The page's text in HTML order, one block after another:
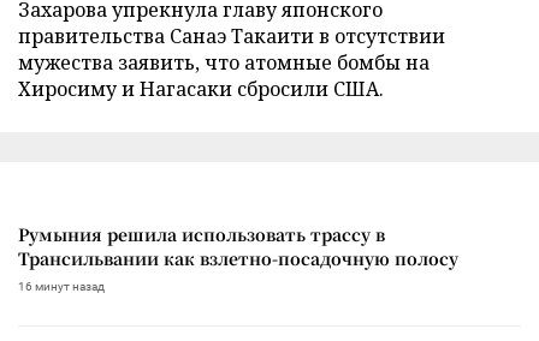
Захарова упрекнула главу японского
правительства Санаэ Такаити в отсутствии
мужества заявить, что атомные бомбы на
Хиросиму и Нагасаки сбросили США.
Румыния решила использовать трассу в
Трансильвании как взлетно-посадочную полосу
16 минут назад